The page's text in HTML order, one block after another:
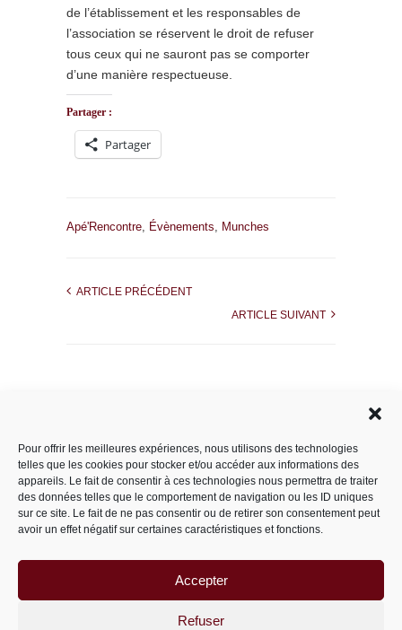
Pour offrir les meilleures expériences, nous utilisons des technologies
telles que les cookies pour stocker et/ou accéder aux informations des
appareils. Le fait de consentir à ces technologies nous permettra de traiter
des données telles que le comportement de navigation ou les ID uniques
sur ce site. Le fait de ne pas consentir ou de retirer son consentement peut
avoir un effet négatif sur certaines caractéristiques et fonctions.
Accepter
Refuser
de l’établissement et les responsables de
l’association se réservent le droit de refuser
tous ceux qui ne sauront pas se comporter
d’une manière respectueuse.
Partager :
Partager
Apé'Rencontre, Évènements, Munches
ARTICLE PRÉCÉDENT
ARTICLE SUIVANT
Catégories